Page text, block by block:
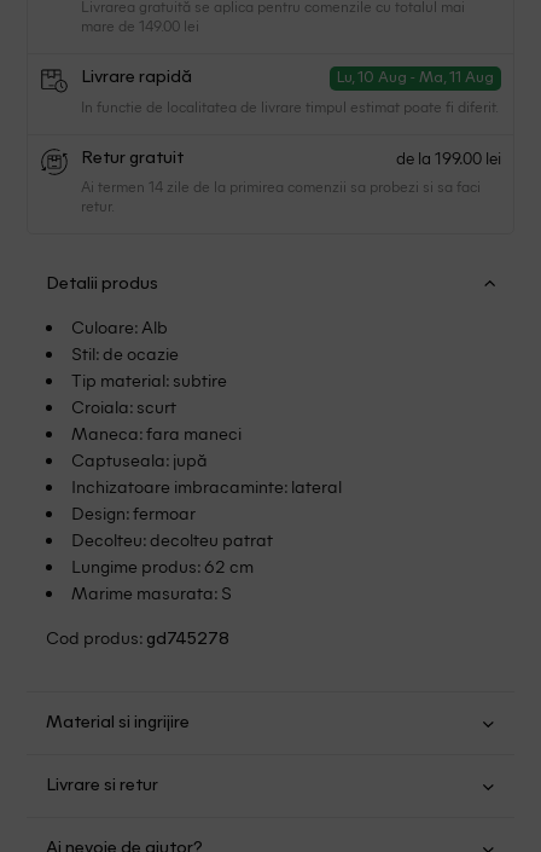
Livrarea gratuită se aplica pentru comenzile cu totalul mai
mare de 149.00 lei
Livrare rapidă Lu, 10 Aug - Ma, 11 Aug
In functie de localitatea de livrare timpul estimat poate fi diferit.
Retur gratuit de la 199.00 lei
Ai termen 14 zile de la primirea comenzii sa probezi si sa faci
retur.
Detalii produs
Culoare: Alb
Stil: de ocazie
Tip material: subtire
Croiala: scurt
Maneca: fara maneci
Captuseala: jupă
Inchizatoare imbracaminte: lateral
Design: fermoar
Decolteu: decolteu patrat
Lungime produs: 62 cm
Marime masurata: S
Cod produs: gd745278
Material si ingrijire
Nu folositi inalbitor
Livrare si retur